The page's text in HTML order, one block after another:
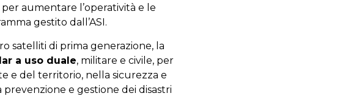
aumentare l’operatività e le
gestito dall’ASI.
satelliti di prima generazione, la
a uso duale, militare e civile, per
e del territorio, nella sicurezza e
e gestione dei disastri